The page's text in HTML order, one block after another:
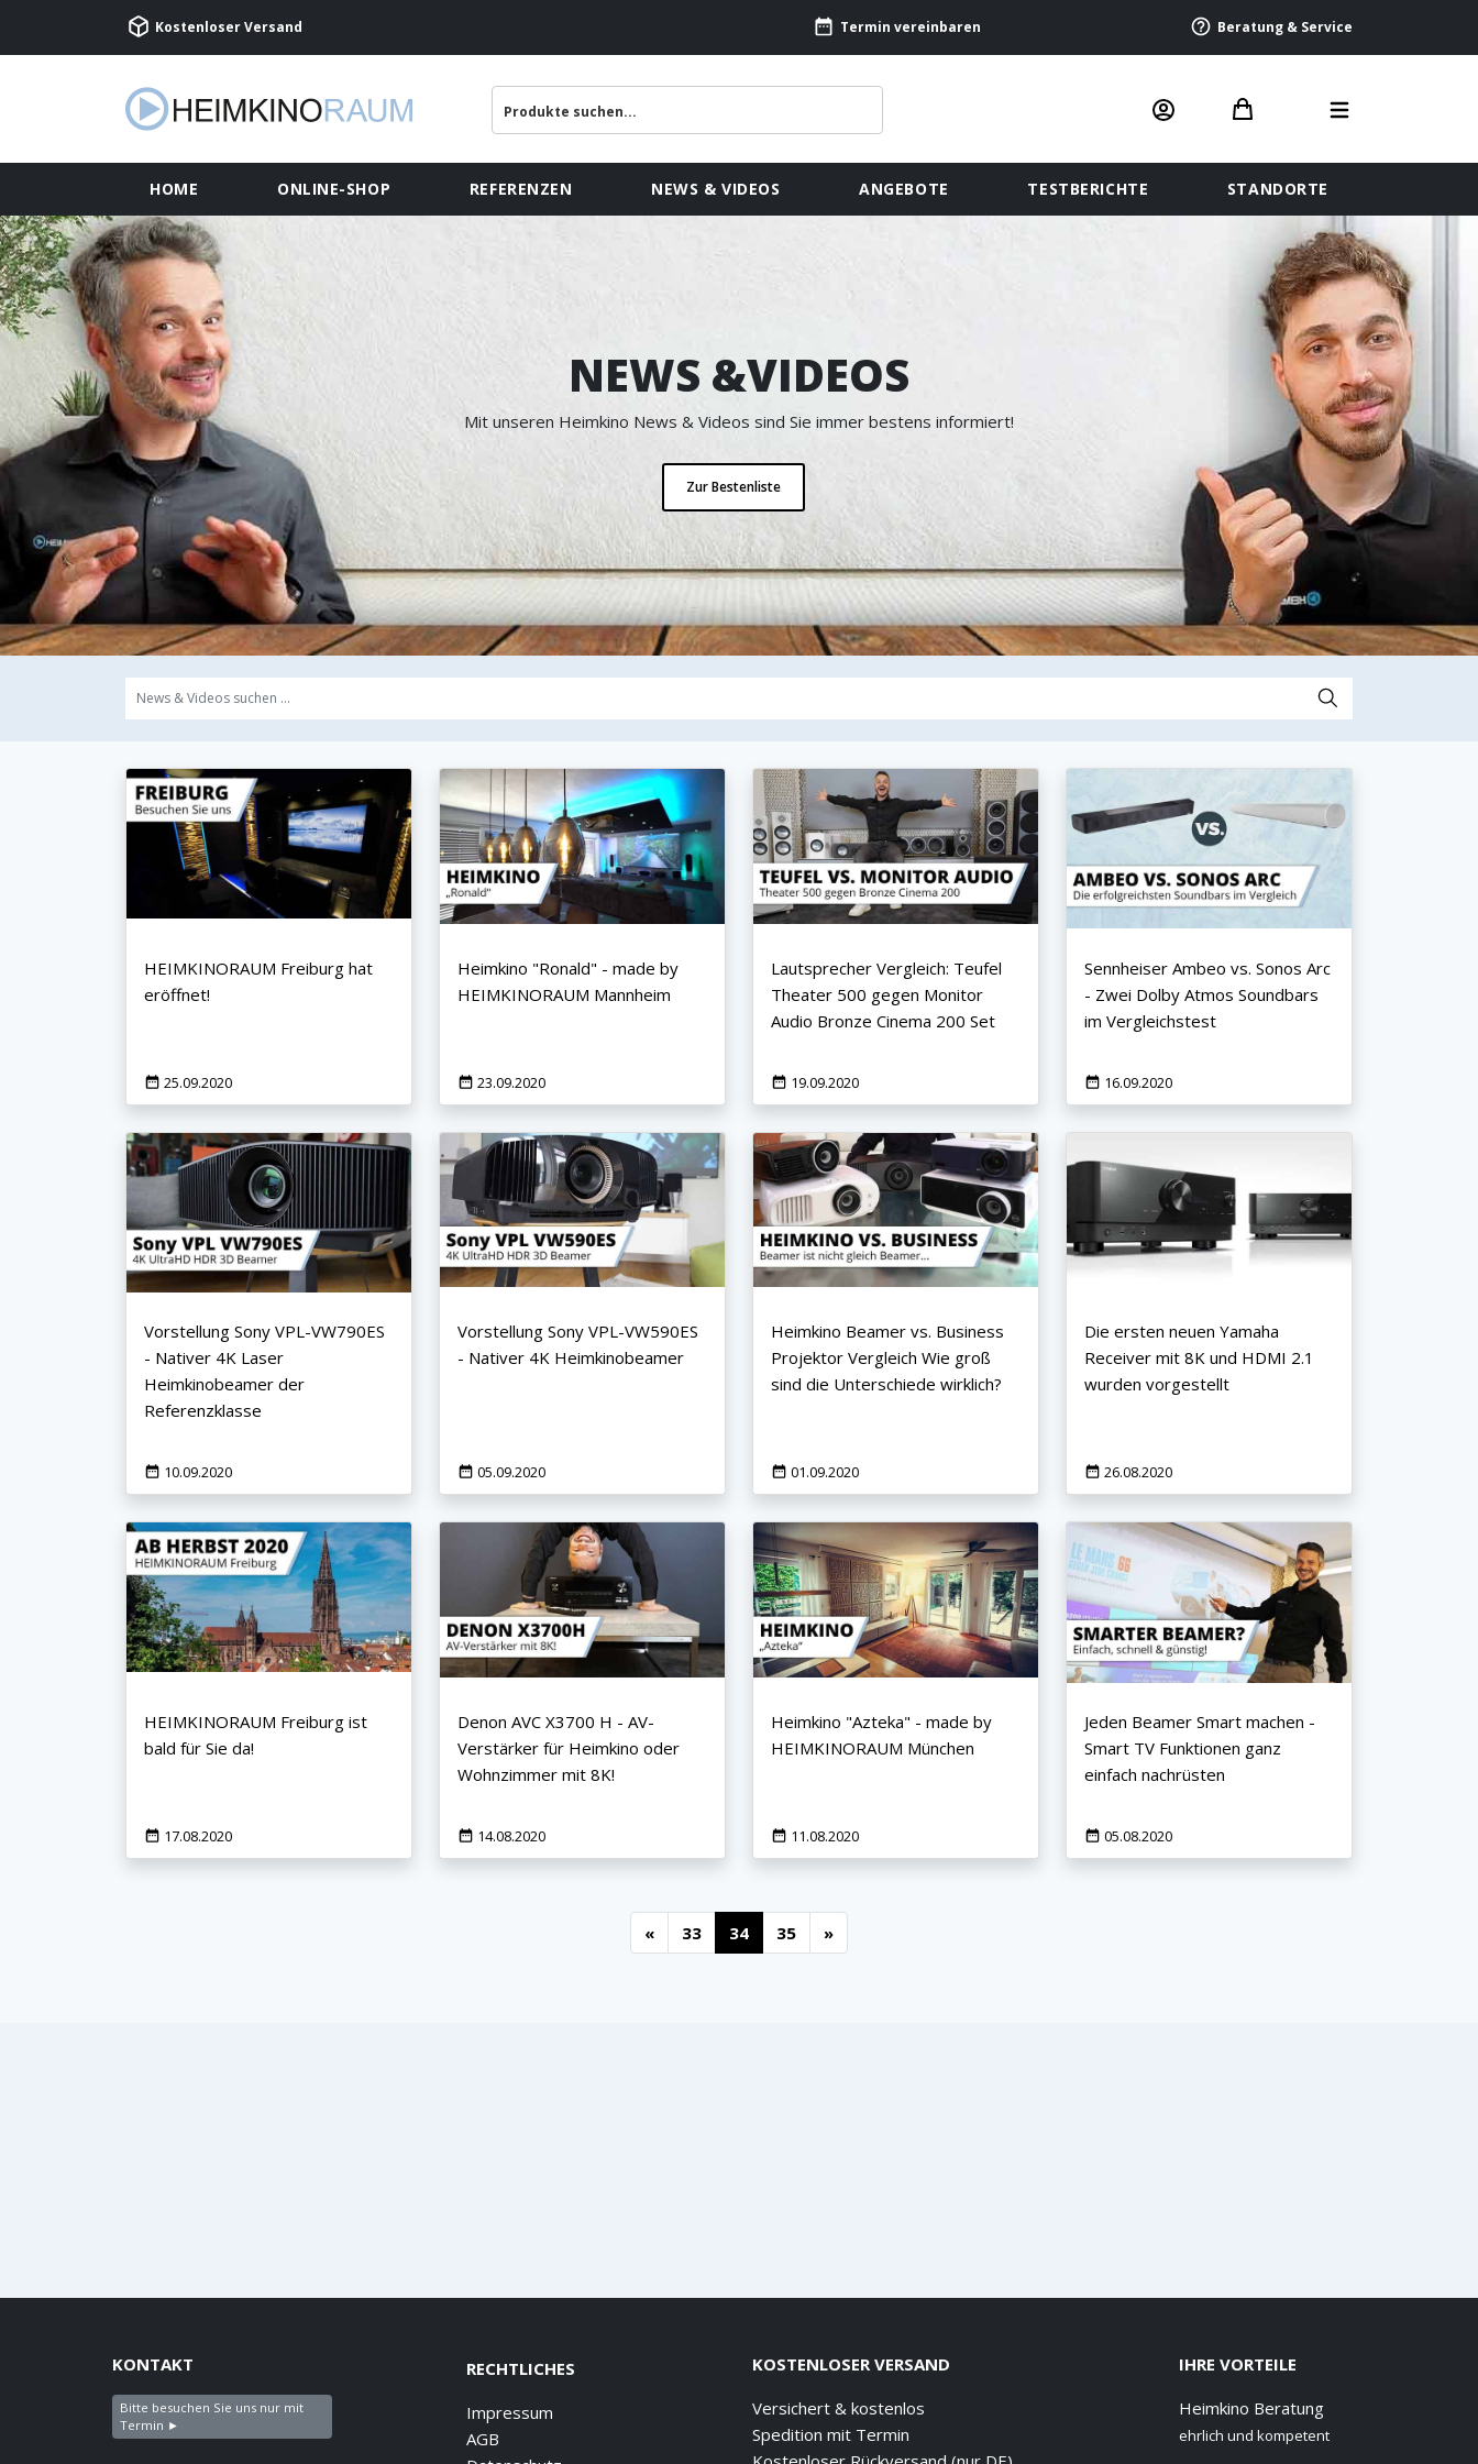
Kostenloser Versand Termin vereinbaren Beratung & Service
HOME ONLINE-SHOP REFERENZEN NEWS & VIDEOS ANGEBOTE TESTBERICHTE STANDORTE
NEWS &VIDEOS
Mit unseren Heimkino News & Videos sind Sie immer bestens informiert!
Zur Bestenliste
HEIMKINORAUM Freiburg hat
eröffnet!
25.09.2020
Heimkino "Ronald" - made by
HEIMKINORAUM Mannheim
23.09.2020
Lautsprecher Vergleich: Teufel
Theater 500 gegen Monitor
Audio Bronze Cinema 200 Set
19.09.2020
Sennheiser Ambeo vs. Sonos Arc
- Zwei Dolby Atmos Soundbars
im Vergleichstest
16.09.2020
Vorstellung Sony VPL-VW790ES
- Nativer 4K Laser
Heimkinobeamer der
Referenzklasse
10.09.2020
Vorstellung Sony VPL-VW590ES
- Nativer 4K Heimkinobeamer
05.09.2020
Heimkino Beamer vs. Business
Projektor Vergleich Wie groß
sind die Unterschiede wirklich?
01.09.2020
Die ersten neuen Yamaha
Receiver mit 8K und HDMI 2.1
wurden vorgestellt
26.08.2020
HEIMKINORAUM Freiburg ist
bald für Sie da!
17.08.2020
Denon AVC X3700 H - AV-
Verstärker für Heimkino oder
Wohnzimmer mit 8K!
14.08.2020
Heimkino "Azteka" - made by
HEIMKINORAUM München
11.08.2020
Jeden Beamer Smart machen -
Smart TV Funktionen ganz
einfach nachrüsten
05.08.2020
« 33 34 35 »
KONTAKT
Bitte besuchen Sie uns nur mit
Termin ►
RECHTLICHES
Impressum
AGB
KOSTENLOSER VERSAND
Versichert & kostenlos
Spedition mit Termin
IHRE VORTEILE
Heimkino Beratung
ehrlich und kompetent
KEINE ANGEBOTE
VERPASSEN
Updates direkt in Ihr Postfach. Kostenlos und
jederzeit kündbar.
Jetzt anmelden
Mit der Anmeldung akzeptieren Sie unsere
Datenschutzerklärung. Sie können sich